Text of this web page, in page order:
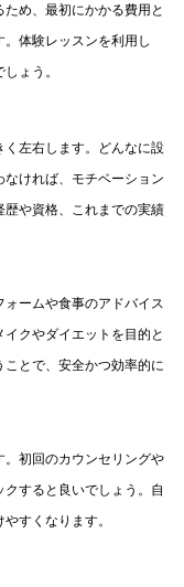
め、最初にかかる費用と
体験レッスンを利用し
ょう。
左右します。どんなに設
ければ、モチベーション
や資格、これまでの実績
ームや食事のアドバイス
クやダイエットを目的と
とで、安全かつ効率的に
。初回のカウンセリングや
すると良いでしょう。自
すくなります。